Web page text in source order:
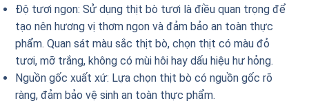
Độ tươi ngon: Sử dụng thịt bò tươi là điều quan trọng để
tạo nên hương vị thơm ngon và đảm bảo an toàn thực
phẩm. Quan sát màu sắc thịt bò, chọn thịt có màu đỏ
tươi, mỡ trắng, không có mùi hôi hay dấu hiệu hư hỏng.
Nguồn gốc xuất xứ: Lựa chọn thịt bò có nguồn gốc rõ
ràng, đảm bảo vệ sinh an toàn thực phẩm.